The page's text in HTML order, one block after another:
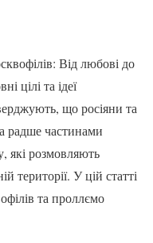
Від любові до
цілі та ідеї
що росіяни та
радше частинами
які розмовляють
території. У цій статті
та проллємо